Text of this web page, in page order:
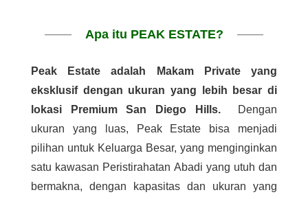
Apa itu PEAK ESTATE?
Peak Estate adalah Makam Private yang
eksklusif dengan ukuran yang lebih besar di
lokasi Premium San Diego Hills.Dengan
ukuran yang luas, Peak Estate bisa menjadi
pilihan untuk Keluarga Besar, yang menginginkan
satu kawasan Peristirahatan Abadi yang utuh dan
bermakna, dengan kapasitas dan ukuran yang